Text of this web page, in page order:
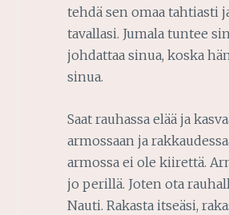
tehdä sen omaa tahtiasti
tavallasi. Jumala tuntee
johdattaa sinua, koska
sinua.
Saat rauhassa elää ja
armossaan ja
armossa ei ole kiirettä.
jo perillä. Joten ota
Nauti. Rakasta itseäsi,